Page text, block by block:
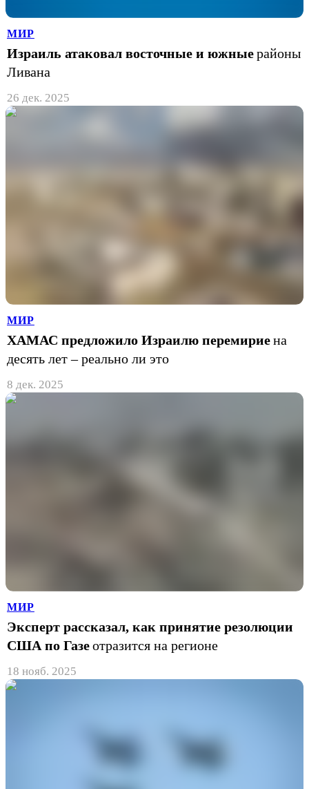
МИР
Израиль атаковал восточные и южныерайоны
Ливана
26 дек. 2025
МИР
ХАМАС предложило Израилю перемириена
десять лет – реально ли это
8 дек. 2025
МИР
Эксперт рассказал, как принятие резолюции
США по Газеотразится на регионе
18 нояб. 2025